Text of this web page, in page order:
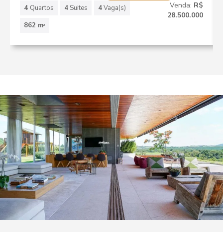
4 Quartos 4 Suites 4Vaga(s)
862 m2
Venda: R$
28.500.000